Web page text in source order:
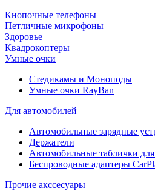
Кнопочные телефоны
Петличные микрофоны
Здоровье
Квадрокоптеры
Умные очки
Стедикамы и Моноподы
Умные очки RayBan
Для автомобилей
Автомобильные зарядные
Держатели
Автомобильные таблички
Беспроводные адаптеры
Прочие акссесуары